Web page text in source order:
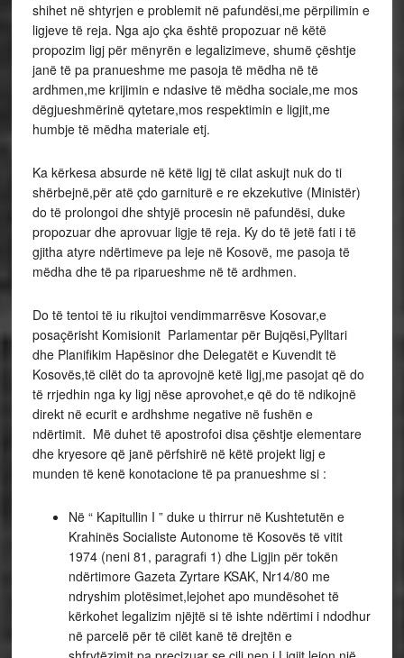
shihet në shtyrjen e problemit në pafundësi,me përpilimin e
ligjeve të reja. Nga ajo çka është propozuar në këtë
propozim ligj për mënyrën e legalizimeve, shumë çështje
janë të pa pranueshme me pasoja të mëdha në të
ardhmen,me krijimin e ndasive të mëdha sociale,me mos
dëgjueshmërinë qytetare,mos respektimin e ligjit,me
humbje të mëdha materiale etj.
Ka kërkesa absurde në këtë ligj të cilat askujt nuk do ti
shërbejnë,për atë çdo garniturë e re ekzekutive (Ministër)
do të prolongoi dhe shtyjë procesin në pafundësi, duke
propozuar dhe aprovuar ligje të reja. Ky do të jetë fati i të
gjitha atyre ndërtimeve pa leje në Kosovë, me pasoja të
mëdha dhe të pa riparueshme në të ardhmen.
Do të tentoi të iu rikujtoi vendimmarrësve Kosovar,e
posaçërisht Komisionit Parlamentar për Bujqësi,Pylltari
dhe Planifikim Hapësinor dhe Delegatët e Kuvendit të
Kosovës,të cilët do ta aprovojnë ketë ligj,me pasojat që do
të rrjedhin nga ky ligj nëse aprovohet,e që do të ndikojnë
direkt në ecurit e ardhshme negative në fushën e
ndërtimit. Më duhet të apostrofoi disa çështje elementare
dhe kryesore që janë përfshirë në këtë projekt ligj e
munden të kenë konotacione të pa pranueshme si :
Në “ Kapitullin I ” duke u thirrur në Kushtetutën e
Krahinës Socialiste Autonome të Kosovës të vitit
1974 (neni 81, paragrafi 1) dhe Ligjin për tokën
ndërtimore Gazeta Zyrtare KSAK, Nr14/80 me
ndryshim plotësimet,lejohet apo mundësohet të
kërkohet legalizim njëjtë si të ishte ndërtimi i ndodhur
në parcelë për të cilët kanë të drejtën e